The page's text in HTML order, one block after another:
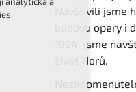
Navštívili jsme
budovu opery
1994, jsme
život Norů.